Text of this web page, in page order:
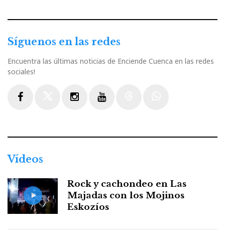
Síguenos en las redes
Encuentra las últimas noticias de Enciende Cuenca en las redes
sociales!
Vídeos
Rock y cachondeo en Las
Majadas con los Mojinos
Eskozíos